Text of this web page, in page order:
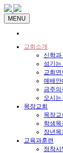
MENU
교회소개
신학과
섬기는
교회연
예배안
금주의
오시는
목장교회
목장교
학생목
장년목
교육과훈련
정착사